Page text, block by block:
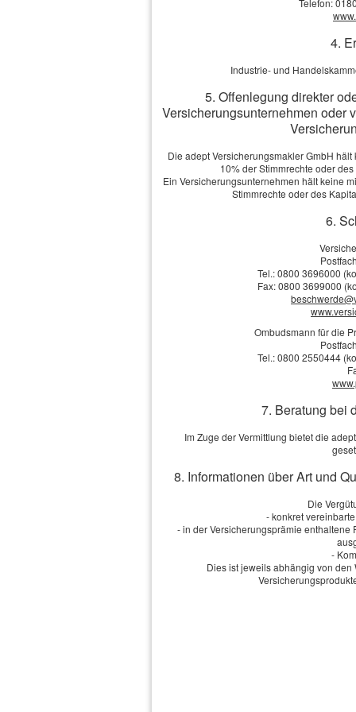
für Schäden, die aus der
dargebotener Informationen
Seite, auf welche verwiesen
auf die jeweilige
3. Inhalt des
Der Autor übernimmt
Haftungsansprüche gegen
materieller oder ideeller Art
Nichtnutzung der
Nutzung fehlerhafter und
wurden, sind grundsätzlich
freibleibend und
vor, Teile der Seiten oder das
Ankündigung zu verändern,
Veröffentlichung zeitweise
4. Rechtswirksamkeit
4.
Industrie- und
5. Offenlegung direkter
Versicherungsunternehmen oder
Die adept Versicherungsmakler GmbH
10% der Stimmrechte oder
Ein Versicherungsunternehmen hält keine
Stimmrechte oder des
6.
Tel.: 0800 3696000
Fax: 0800 3699000
Ombudsmann für die
Tel.: 0800 2550444
7. Beratung bei
Im Zuge der Vermittlung bietet die
8. Informationen über Art und
Die
- konkret
- in der Versicherungsprämie
-
Dies ist jeweils abhängig von